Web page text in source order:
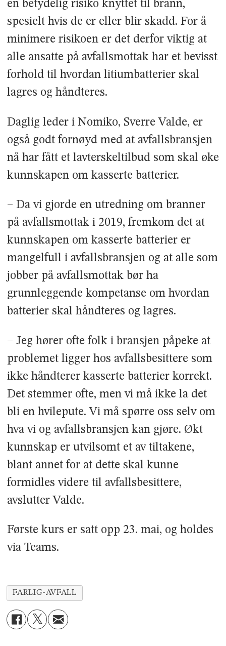
en betydelig risiko knyttet til brann,
spesielt hvis de er eller blir skadd. For å
minimere risikoen er det derfor viktig at
alle ansatte på avfallsmottak har et bevisst
forhold til hvordan litiumbatterier skal
lagres og håndteres.
Daglig leder i Nomiko, Sverre Valde, er
også godt fornøyd med at avfallsbransjen
nå har fått et lavterskeltilbud som skal øke
kunnskapen om kasserte batterier.
– Da vi gjorde en utredning om branner
på avfallsmottak i 2019, fremkom det at
kunnskapen om kasserte batterier er
mangelfull i avfallsbransjen og at alle som
jobber på avfallsmottak bør ha
grunnleggende kompetanse om hvordan
batterier skal håndteres og lagres.
– Jeg hører ofte folk i bransjen påpeke at
problemet ligger hos avfallsbesittere som
ikke håndterer kasserte batterier korrekt.
Det stemmer ofte, men vi må ikke la det
bli en hvilepute. Vi må spørre oss selv om
hva vi og avfallsbransjen kan gjøre. Økt
kunnskap er utvilsomt et av tiltakene,
blant annet for at dette skal kunne
formidles videre til avfallsbesittere,
avslutter Valde.
Første kurs er satt opp 23. mai, og holdes
via Teams.
FARLIG-AVFALL